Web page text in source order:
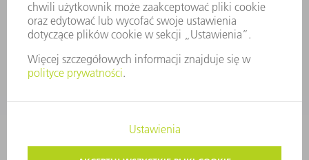
SPOŁECZEŃSTWO
KIEROWANIE PRZEDSIĘBIORSTWEM
OCHRONA DANYCH
PRAWA AUTORSKIE I PRAWA DOTYCZĄCE ZNAKÓW TOWAROWYCH